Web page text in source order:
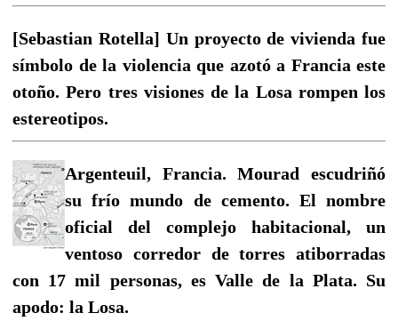
[Sebastian Rotella] Un proyecto de vivienda fue
símbolo de la violencia que azotó a Francia este
otoño. Pero tres visiones de la Losa rompen los
estereotipos.
Argenteuil, Francia. Mourad escudriñó
su frío mundo de cemento. El nombre
oficial del complejo habitacional, un
ventoso corredor de torres atiborradas
con 17 mil personas, es Valle de la Plata. Su
apodo: la Losa.